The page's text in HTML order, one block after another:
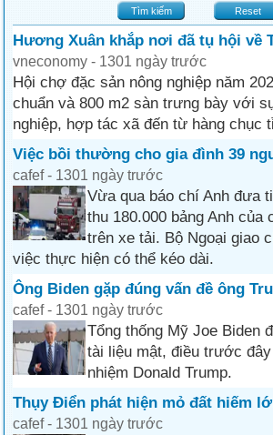
Tìm kiếm Reset
Hương Xuân khắp nơi đã tụ hội về
vneconomy - 1301 ngày trước
Hội chợ đặc sản nông nghiệp năm
chuẩn và 800 m2 sàn trưng bày với
nghiệp, hợp tác xã đến từ hàng
Việc bồi thường cho gia đình 39
cafef - 1301 ngày trước
Vừa qua báo chí Anh đưa
thu 180.000 bảng Anh
trên xe tải. Bộ Ngoại giao
việc thực hiện có thể kéo dài.
Ông Biden gặp đúng vấn đề ông
cafef - 1301 ngày trước
Tổng thống Mỹ Joe Biden
tài liệu mật, điều trước
nhiệm Donald Trump.
Thụy Điển phát hiện mỏ đất hiếm
cafef - 1301 ngày trước